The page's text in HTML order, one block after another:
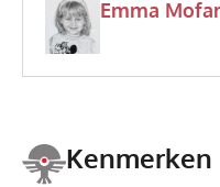
Emma
Kenmerken